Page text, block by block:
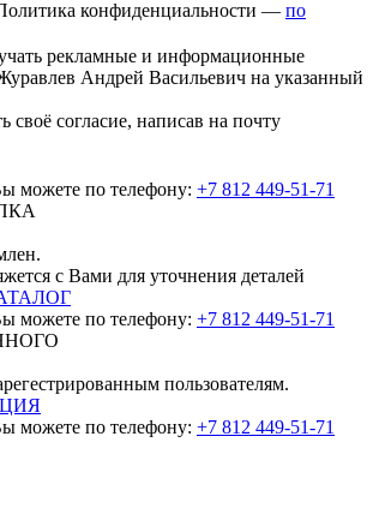
конфиденциальности — по
рекламные и информационные
Андрей Васильевич на указанный
своё согласие, написав на почту
можете по телефону: +7 812 449-51-71
с Вами для уточнения деталей
можете по телефону: +7 812 449-51-71
пользователям.
можете по телефону: +7 812 449-51-71